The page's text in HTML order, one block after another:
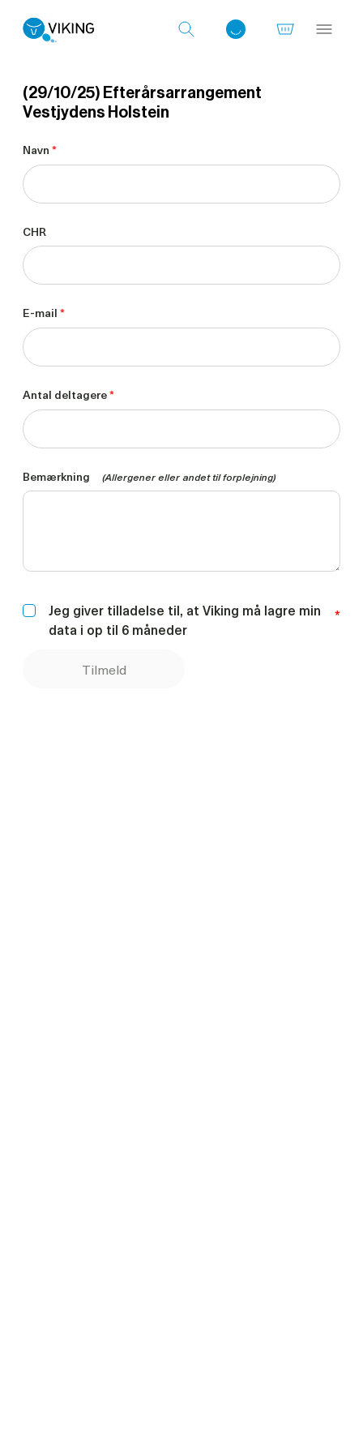
(29/10/25) Efterårsarrangement
Vestjydens Holstein
Navn*
CHR
E-mail*
Antal deltagere*
Bemærkning (Allergener eller andet til forplejning)
Jeg giver tilladelse til, at Viking må lagre min
data i op til 6 måneder
*
Tilmeld